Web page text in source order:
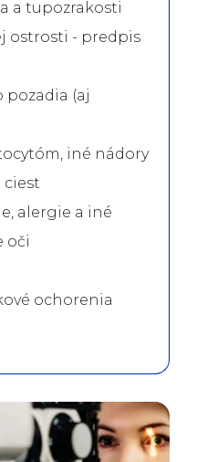
a tupozrakosti
ostrosti - predpis
pozadia (aj
iné nádory
ciest
alergie a iné
oči
ochorenia